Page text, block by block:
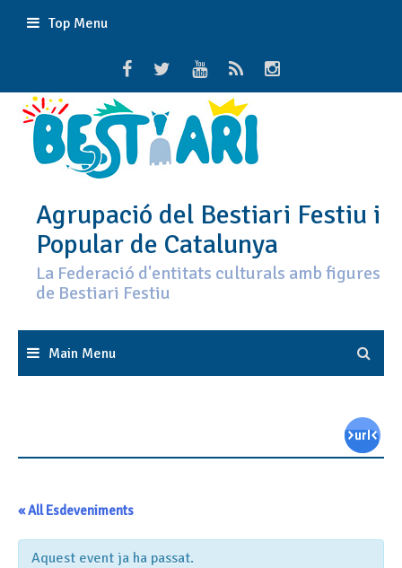
Top Menu
Agrupació del Bestiari Festiu i
Popular de Catalunya
La Federació d'entitats culturals amb figures
de Bestiari Festiu
Main Menu
« All Esdeveniments
Aquest event ja ha passat.